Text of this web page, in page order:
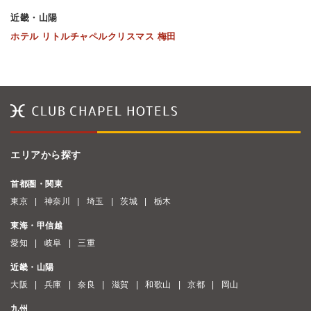
近畿・山陽
ホテル リトルチャペルクリスマス 梅田
エリアから探す
首都圏・関東
東京
神奈川 埼玉 茨城 栃木
東海・甲信越
愛知
岐阜 三重
近畿・山陽
大阪
兵庫 奈良 滋賀 和歌山 京都 岡山
九州